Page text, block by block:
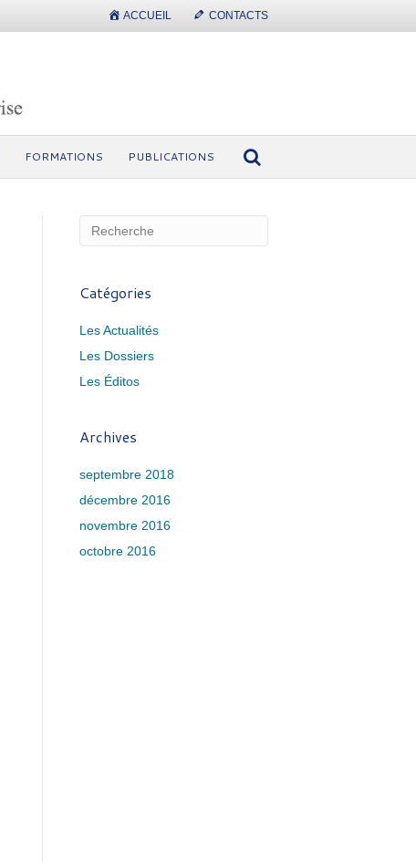
ACCUEIL CONTACTS
FORMATIONS PUBLICATIONS
Catégories
Les Actualités
Les Dossiers
Les Éditos
Archives
septembre 2018
décembre 2016
novembre 2016
octobre 2016